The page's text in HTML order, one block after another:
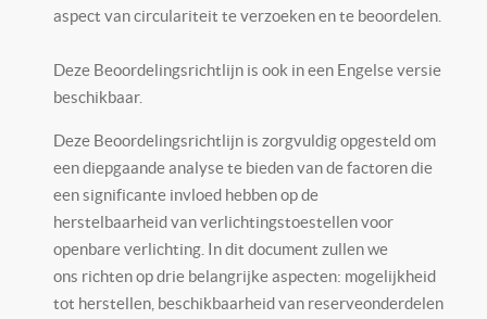
aspect van circulariteit te verzoeken en te beoordelen.
Deze Beoordelingsrichtlijn is ook in een Engelse versie
beschikbaar.
Deze Beoordelingsrichtlijn is zorgvuldig opgesteld om
een diepgaande analyse te bieden van de factoren die
een significante invloed hebben op de
herstelbaarheid van verlichtingstoestellen voor
openbare verlichting. In dit document zullen we
ons richten op drie belangrijke aspecten: mogelijkheid
tot herstellen, beschikbaarheid van reserveonderdelen